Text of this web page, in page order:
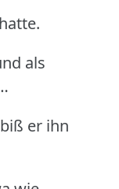
als
er ihn